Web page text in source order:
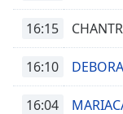
16:15
16:10
16:04